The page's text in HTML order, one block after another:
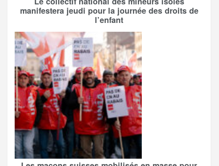
manifestera jeudi pour la journée des droits de
l’enfant